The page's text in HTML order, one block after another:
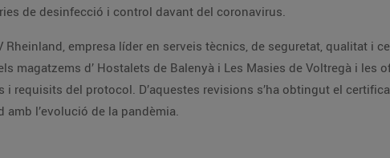
mesures organitzatives i sanitàries de desinfecció i control davant del coronavirus.
de seguretat, qualitat i certificació a nivell mundial. L’equip auditor ha visitat els
i
auditories de seguiment d’acord amb l’evolució de la pandèmia.